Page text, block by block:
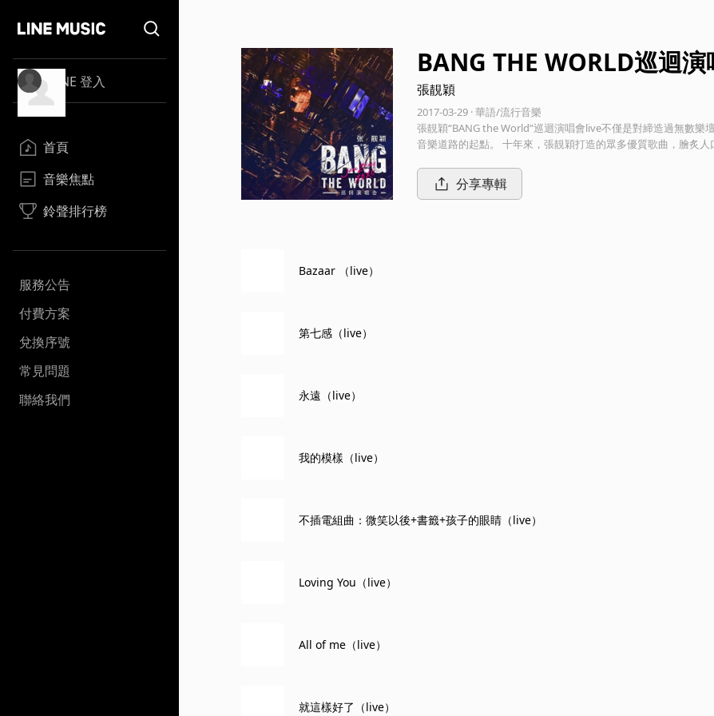
LINE 登入
首頁
音樂焦點
鈴聲排行榜
服務公告
付費方案
兌換序號
常見問題
聯絡我們
BANG THE WORLD巡迴演
張靚穎
2017-03-29 · 華語/流行音樂
張靚穎“BANG the World”巡迴演唱會live不僅是對締造過無數
音樂道路的起點。 十年來，張靚穎打造的眾多優質歌曲，膾炙
ld”的大膽突破，也代表了張靚穎經過十年淬煉華麗蛻變。通過
穎。
分享專輯
Bazaar （live）
第七感（live）
永遠（live）
我的模樣（live）
不插電組曲：微笑以後+書籤+孩子的眼睛（live）
Loving You（live）
All of me（live）
就這樣好了（live）